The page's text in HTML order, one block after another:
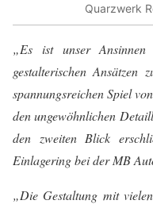
Quarzwerk
„Es ist unser
gestalterischen
spannungsreichen Spiel
den ungewöhnlichen
den zweiten Blick
Einlagering bei der MB
„Die Gestaltung mit